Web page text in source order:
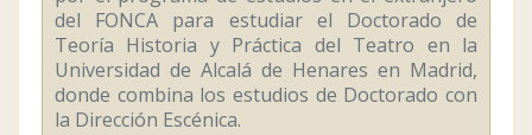
del FONCA para estudiar el Doctorado de
Teoría Historia y Práctica del Teatro en la
Universidad de Alcalá de Henares en Madrid,
donde combina los estudios de Doctorado con
la Dirección Escénica.